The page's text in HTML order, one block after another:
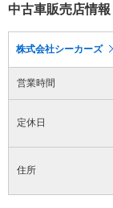
中古車販売店情報
株式会社シーカーズ
営業時間
定休日
住所